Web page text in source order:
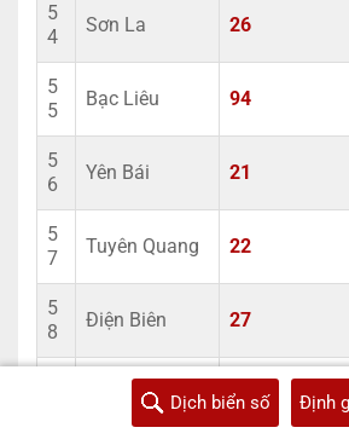
5
4
Sơn La 26
5
5
Bạc Liêu 94
5
6
Yên Bái 21
5
7
Tuyên Quang 22
5
8
Điện Biên 27
Lai Châu 25
Dịch biển số Định